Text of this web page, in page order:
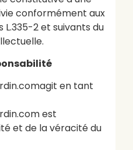
conformément aux
2 et suivants du
en tant
est
et de la véracité du